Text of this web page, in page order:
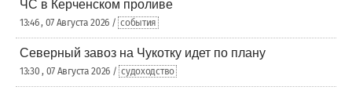
ЧС в Керченском проливе
13:46 , 07 Августа 2026 / события
Северный завоз на Чукотку идет по плану
13:30 , 07 Августа 2026 / судоходство